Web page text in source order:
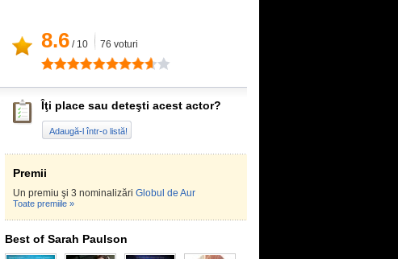
8.6 / 10 76 voturi
Îţi place sau deteşti acest actor?
Adaugă-l într-o listă!
Premii
Un premiu şi 3 nominalizări Globul de Aur
Toate premiile »
Best of Sarah Paulson